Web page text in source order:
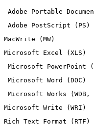
Adobe Portable
Adobe PostScript (PS)
MacWrite (MW)
Microsoft Excel (XLS)
Microsoft PowerPoint
Microsoft Word (DOC)
Microsoft Works (WDB,
Microsoft Write (WRI)
Rich Text Format (RTF)